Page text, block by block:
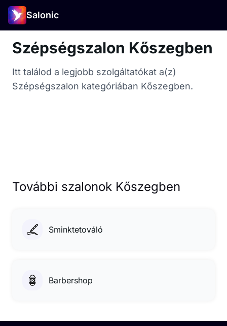
Salonic
Szépségszalon Kőszegben
Itt találod a legjobb szolgáltatókat a(z)
Szépségszalon kategóriában Kőszegben.
További szalonok Kőszegben
Sminktetováló
Barbershop